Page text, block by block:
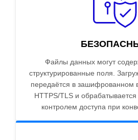
Файлы данных могут
структурированные поля.
передаётся в зашифрованном
HTTPS/TLS и
контролем доступа при